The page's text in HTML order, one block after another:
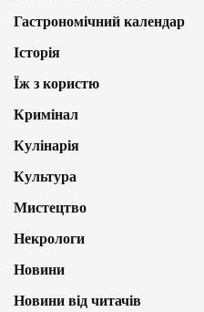
Гастрономічний календар
Історія
Їж з користю
Кримінал
Кулінарія
Культура
Мистецтво
Некрологи
Новини
Новини від читачів